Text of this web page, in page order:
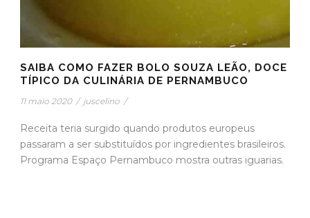
SAIBA COMO FAZER BOLO SOUZA LEÃO, DOCE
TÍPICO DA CULINÁRIA DE PERNAMBUCO
11 maio 2020 / juscelino /
Receita teria surgido quando produtos europeus
passaram a ser substituídos por ingredientes brasileiros.
Programa Espaço Pernambuco mostra outras iguarias.